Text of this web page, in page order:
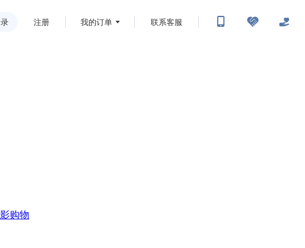
注册 我的订单 联系客服
购物